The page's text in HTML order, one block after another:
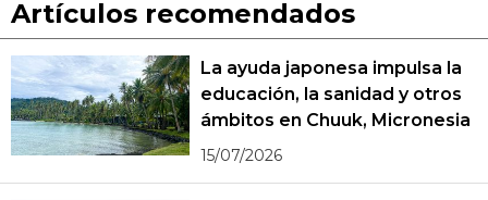
Artículos recomendados
La ayuda japonesa impulsa la
educación, la sanidad y otros
ámbitos en Chuuk, Micronesia
15/07/2026